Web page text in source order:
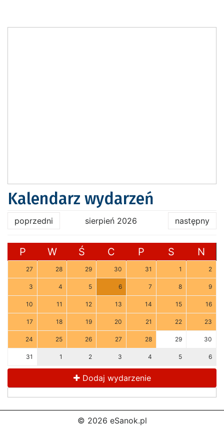
Kalendarz wydarzeń
poprzedni sierpień 2026 następny
P W Ś C P S N
27 28 29 30 31 1 2
3 4 5 6 7 8 9
10 11 12 13 14 15 16
17 18 19 20 21 22 23
24 25 26 27 28 29 30
31 1 2 3 4 5 6
Dodaj wydarzenie
© 2026 eSanok.pl